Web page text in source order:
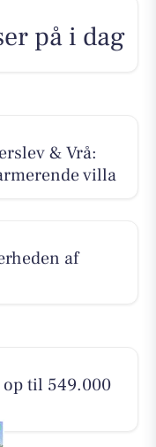
på i dag
& Vrå:
villa
af
til 549.000